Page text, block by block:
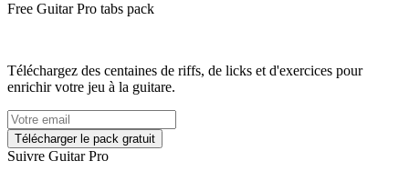
Free Guitar Pro tabs pack
Téléchargez des centaines de riffs, de licks et d'exercices pour
enrichir votre jeu à la guitare.
Suivre Guitar Pro